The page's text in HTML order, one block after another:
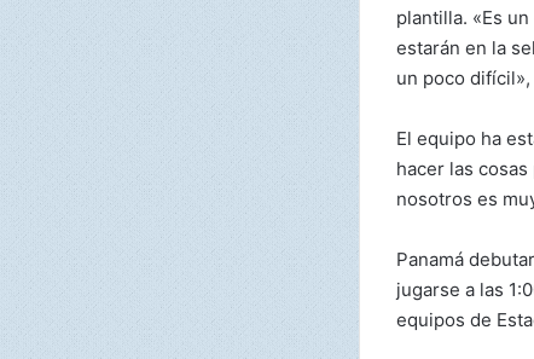
plantilla. «Es
estarán en la
un poco
El equipo ha
hacer las
nosotros es
Panamá
jugarse a las
equipos de